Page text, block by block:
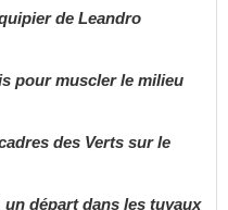
de Leandro
pour muscler le milieu
des Verts sur le
départ dans les tuyaux